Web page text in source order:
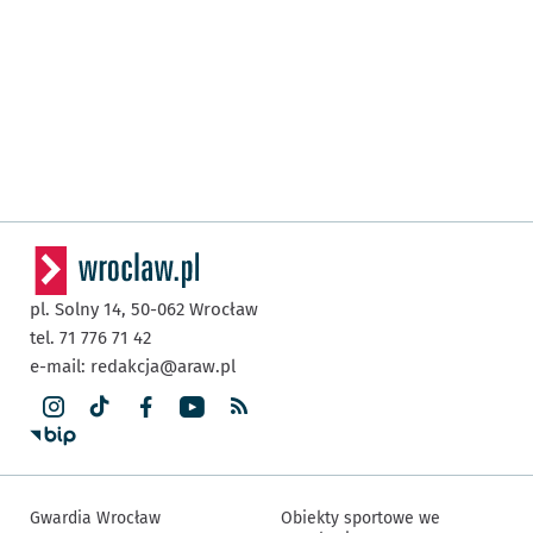
pl. Solny 14, 50-062 Wrocław
tel. 71 776 71 42
e-mail: redakcja@araw.pl
Gwardia Wrocław
Obiekty sportowe we